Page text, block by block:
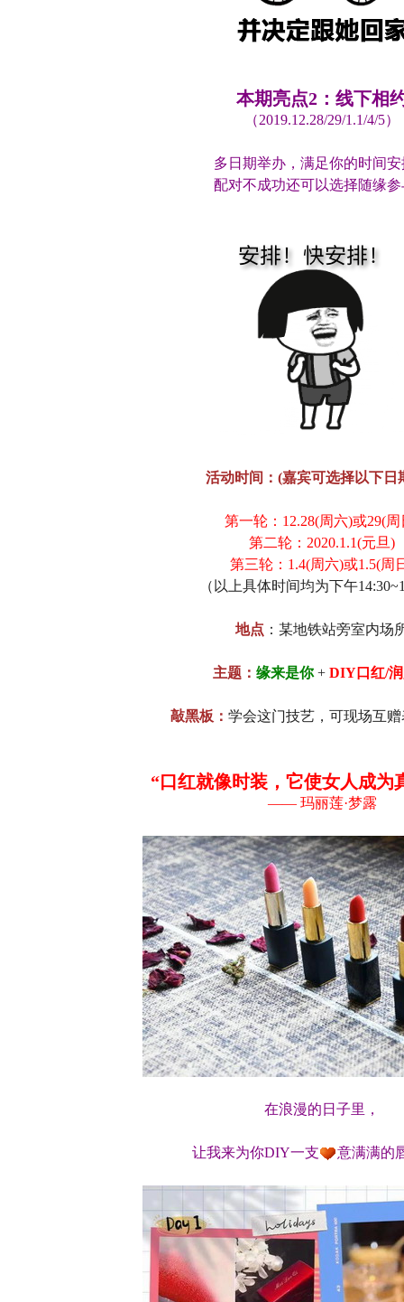
本期亮点2：线下相
（2019.12.28/29/1.1/4/5）
多日期举办，满足你的时间
配对不成功还可以选择随缘
活动时间：(嘉宾可选择以下日
第一轮：12.28(周六)或29(周
第二轮：2020.1.1(元旦)
第三轮：1.4(周六)或1.5(周
（以上具体时间均为下午
地点 ：某地铁站旁室内场
主题： 缘来是你+ DIY口红/
敲黑板：学会这门技艺，可现场互
“口红就像时装，它使女人成为
—— 玛丽莲·梦露
在浪漫的日子里，
让我来为你DIY一支 意满满的